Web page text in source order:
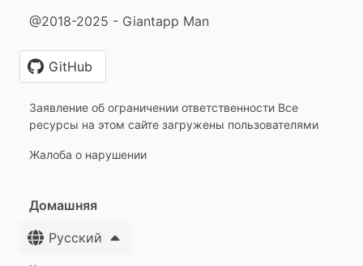
@2018-2025 - Giantapp Man
GitHub
Заявление об ограничении ответственности Все
ресурсы на этом сайте загружены пользователями
Жалоба о нарушении
Домашняя
Русский